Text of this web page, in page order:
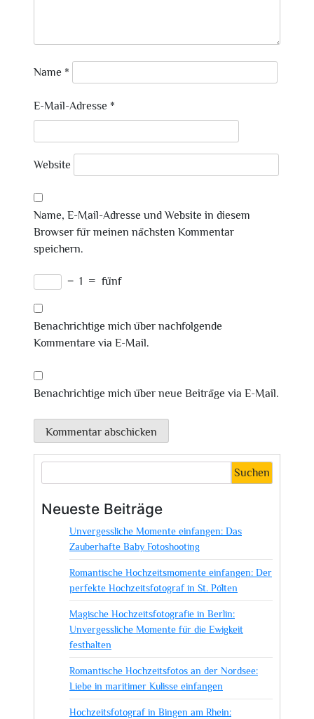
Name *
E-Mail-Adresse *
Website
Name, E-Mail-Adresse und Website in diesem
Browser für meinen nächsten Kommentar
speichern.
− 1 = fünf
Benachrichtige mich über nachfolgende
Kommentare via E-Mail.
Benachrichtige mich über neue Beiträge via E-Mail.
Suchen
Neueste Beiträge
Unvergessliche Momente einfangen: Das
Zauberhafte Baby Fotoshooting
Romantische Hochzeitsmomente einfangen: Der
perfekte Hochzeitsfotograf in St. Pölten
Magische Hochzeitsfotografie in Berlin:
Unvergessliche Momente für die Ewigkeit
festhalten
Romantische Hochzeitsfotos an der Nordsee:
Liebe in maritimer Kulisse einfangen
Hochzeitsfotograf in Bingen am Rhein: